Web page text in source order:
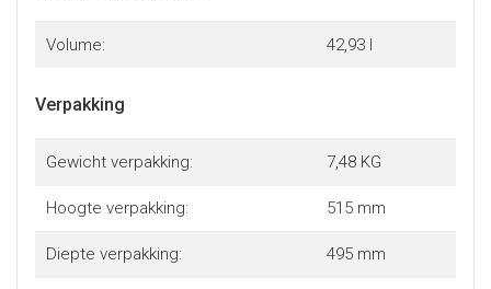
Volume: 42,93 l
Verpakking
Gewicht verpakking: 7,48 KG
Hoogte verpakking: 515 mm
Diepte verpakking: 495 mm